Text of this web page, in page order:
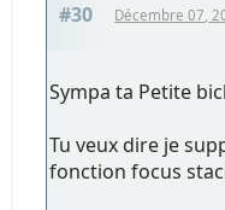
#30 Décembre 07,
Sympa ta Petite
Tu veux dire je
fonction focus